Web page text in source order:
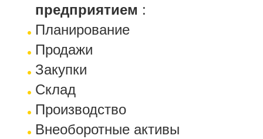
предприятием :
Планирование
Продажи
Закупки
Склад
Производство
Внеоборотные активы